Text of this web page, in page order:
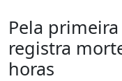
Pela
registra
horas